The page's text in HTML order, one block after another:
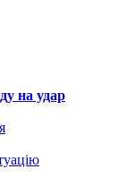
на удар